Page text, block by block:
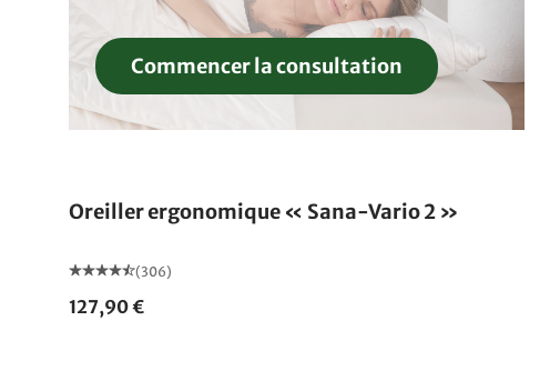
Commencer la consultation
Oreiller ergonomique « Sana-Vario 2 »
(306)
127,90 €